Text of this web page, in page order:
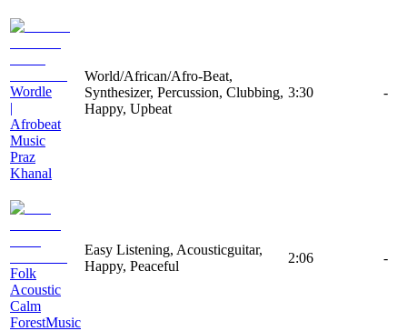
Wordle
|
Afrobeat
Music
Praz
Khanal
World/African/Afro-Beat,
Synthesizer, Percussion, Clubbing,
Happy, Upbeat
3:30 -
Folk
Acoustic
Calm
ForestMusic
Easy Listening, Acousticguitar,
Happy, Peaceful
2:06 -